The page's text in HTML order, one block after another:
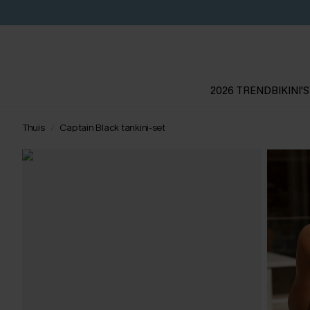
2026 TRENDBIKINI'S
Thuis Captain Black tankini-set